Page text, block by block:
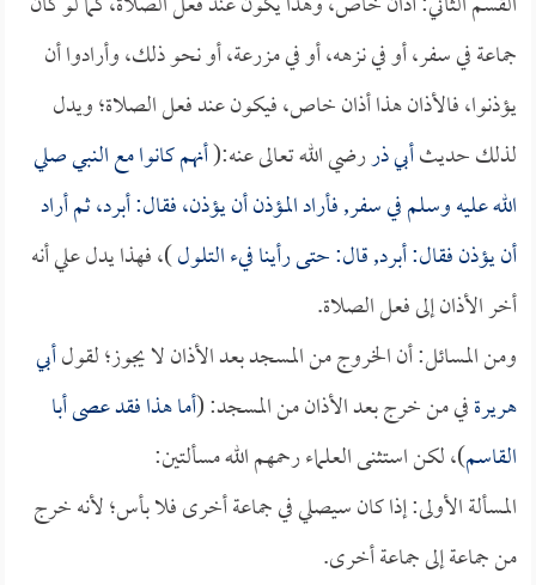
جماعة في سفر، أو في نزهه، أو في مزرعة، أو نحو ذلك، وأرادوا أن
يؤذنوا، فالأذان هذا أذان خاص، فيكون عند فعل الصلاة؛ ويدل
لذلك حديثأبي ذررضي الله تعالى عنه:(أنهم كانوا مع النبي صلي
الله عليه وسلم في سفر, فأراد المؤذن أن يؤذن، فقال: أبرد، ثم أراد
أن يؤذن فقال: أبرد, قال: حتى رأينا فيء التلول)، فهذا يدل علي أنه
أخر الأذان إلى فعل الصلاة.
ومن المسائل: أن الخروج من المسجد بعد الأذان لا يجوز؛ لقولأبي
هريرةفي من خرج بعد الأذان من المسجد: (أما هذا فقد عصى أبا
القاسم)، لكن استثنى العلماء رحمهم الله مسألتين:
المسألة الأولى: إذا كان سيصلي في جماعة أخرى فلا بأس؛ لأنه خرج
من جماعة إلى جماعة أخرى.